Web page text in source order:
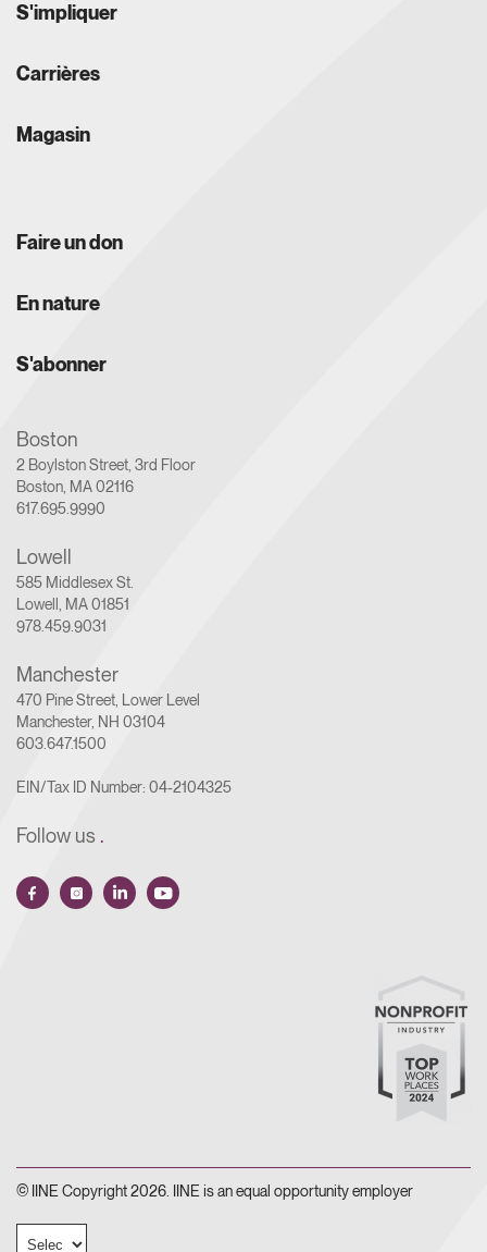
S'impliquer
Carrières
Magasin
Faire un don
En nature
S'abonner
Boston
2 Boylston Street, 3rd Floor
Boston, MA 02116
617.695.9990
Lowell
585 Middlesex St.
Lowell, MA 01851
978.459.9031
Manchester
470 Pine Street, Lower Level
Manchester, NH 03104
603.647.1500
EIN/Tax ID Number: 04-2104325
Follow us .
© IINE Copyright 2026. IINE is an equal opportunity employer